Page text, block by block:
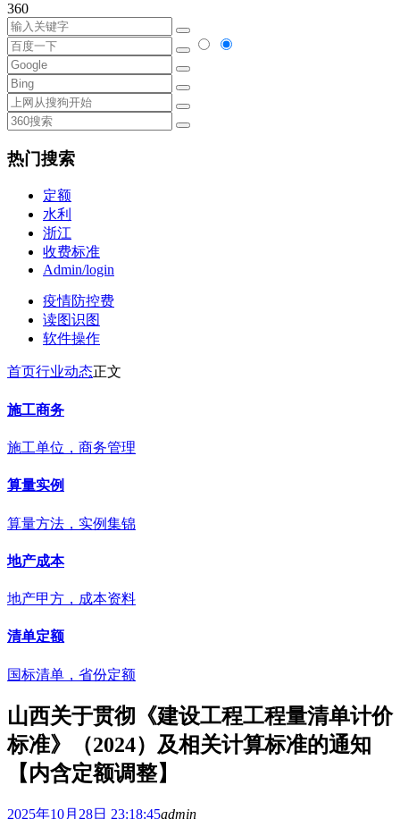
360
热门搜索
定额
水利
浙江
收费标准
Admin/login
疫情防控费
读图识图
软件操作
首页行业动态正文
施工商务
施工单位，商务管理
算量实例
算量方法，实例集锦
地产成本
地产甲方，成本资料
清单定额
国标清单，省份定额
山西关于贯彻《建设工程工程量清单计价
标准》（2024）及相关计算标准的通知
【内含定额调整】
2025年10月28日 23:18:45admin